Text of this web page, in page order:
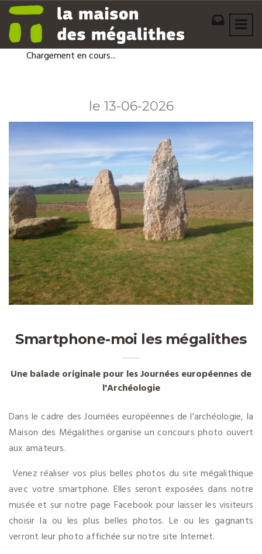
Chargement en cours...
le 13-06-2026
Smartphone-moi les mégalithes
Une balade originale pour les Journées européennes de
l'Archéologie
Dans le cadre des Journées européennes de l'archéologie, la
Maison des Mégalithes organise un concours photo ouvert
aux amateurs.
Venez réaliser vos plus belles photos du site mégalithique
avec votre smartphone. Elles seront exposées dans notre
musée et sur notre page Facebook pour laisser les visiteurs
choisir la ou les plus belles photos. Le ou les gagnants
verront leur photo affichée sur notre site Internet.